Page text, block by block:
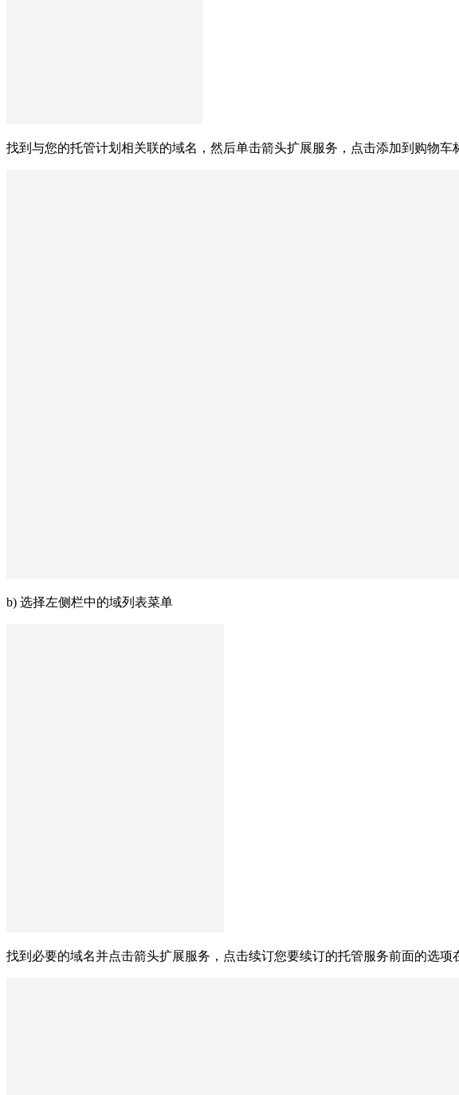
找到与您的托管计划相关联的域名，然后单击箭头扩展服务，点击添加到购物车
b) 选择左侧栏中的域列表菜单
找到必要的域名并点击箭头扩展服务，点击续订您要续订的托管服务前面的选项